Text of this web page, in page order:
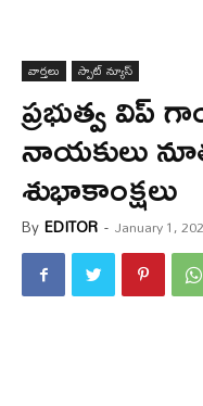
వార్త‌లు స్పాట్ న్యూస్
ప్రభుత్వ విప్
నాయకులు
శుభాకాంక్షలు
ByEDITOR - January 1,